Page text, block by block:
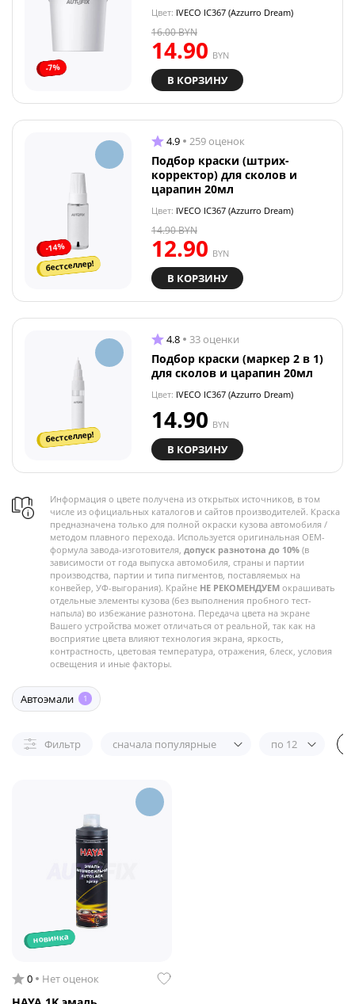
-7%
Цвет: IVECO IC367 (Azzurro Dream)
14.90 BYN
16.00BYN
В КОРЗИНУ
-14%
бестселлер!
4.9 259 оценок
Подбор краски (штрих-
корректор) для сколов и
царапин 20мл
Цвет: IVECO IC367 (Azzurro Dream)
12.90 BYN
14.90BYN
В КОРЗИНУ
бестселлер!
4.8 33 оценки
Подбор краски (маркер 2 в 1)
для сколов и царапин 20мл
Цвет: IVECO IC367 (Azzurro Dream)
14.90 BYN
В КОРЗИНУ
Информация о цвете получена из открытых источников, в том
числе из официальных каталогов и сайтов производителей. Краска
предназначена только для полной окраски кузова автомобиля /
методом плавного перехода. Используется оригинальная OEM-
формула завода-изготовителя, допуск разнотона до 10% (в
зависимости от года выпуска автомобиля, страны и партии
производства, партии и типа пигментов, поставляемых на
конвейер, УФ-выгорания). Крайне НЕ РЕКОМЕНДУЕМ окрашивать
отдельные элементы кузова (без выполнения пробного тест-
напыла) во избежание разнотона. Передача цвета на экране
Вашего устройства может отличаться от реальной, так как на
восприятие цвета влияют технология экрана, яркость,
контрастность, цветовая температура, отражения, блеск, условия
освещения и иные факторы.
Автоэмали 1
Фильтр сначала популярные по 12
новинка
0 Нет оценок